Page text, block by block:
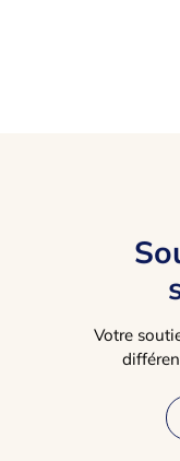
Votre